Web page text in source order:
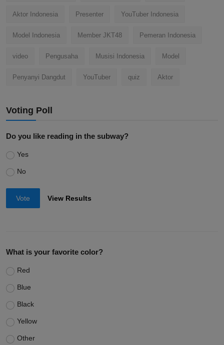
Aktor Indonesia Presenter YouTuber Indonesia
Model Indonesia Member JKT48 Pemeran Indonesia
video Pengusaha Musisi Indonesia Model
Penyanyi Dangdut YouTuber quiz Aktor
Voting Poll
Do you like reading in the subway?
Yes
No
Vote View Results
What is your favorite color?
Red
Blue
Black
Yellow
Other